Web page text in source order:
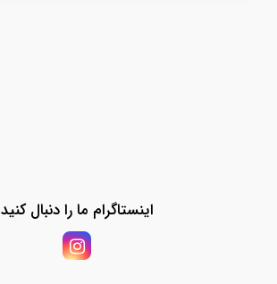
اینستاگرام ما را دنبال کنید